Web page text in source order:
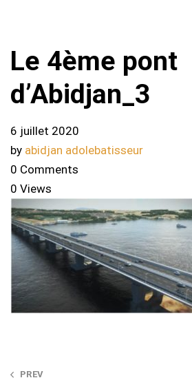
Le 4ème pont
d’Abidjan_3
6 juillet 2020
by abidjan adolebatisseur
0 Comments
0 Views
Post
PREV